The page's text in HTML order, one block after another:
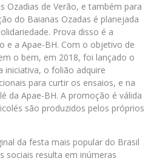
Ozadias de Verão, e também para
do Baianas Ozadas é planejada
Prova disso é a
e a Apae-BH. Com o objetivo de
o bem, em 2018, foi lançado o
iniciativa, o folião adquire
para curtir os ensaios, e na
da Apae-BH. A promoção é válida
são produzidos pelos próprios
da festa mais popular do Brasil
sociais resulta em inúmeras